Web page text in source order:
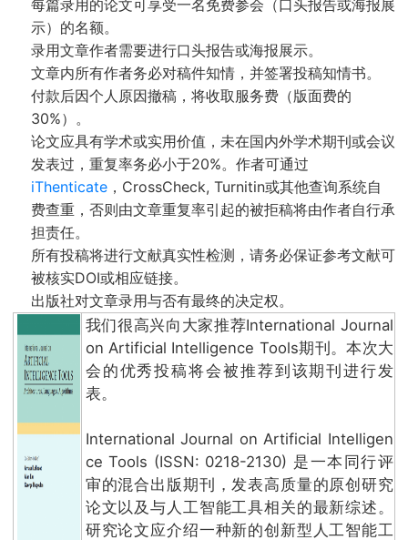
每篇录用的论文可享受一名免费参会（口头报告或海报展
示）的名额。
录用文章作者需要进行口头报告或海报展示。
文章内所有作者务必对稿件知情，并签署投稿知情书。
付款后因个人原因撤稿，将收取服务费（版面费的
30%）。
论文应具有学术或实用价值，未在国内外学术期刊或会议
发表过，重复率务必小于20%。作者可通过
iThenticate ，CrossCheck, Turnitin或其他查询系统自
费查重，否则由文章重复率引起的被拒稿将由作者自行承
担责任。
所有投稿将进行文献真实性检测，请务必保证参考文献可
被核实DOI或相应链接。
出版社对文章录用与否有最终的决定权。
我们很高兴向大家推荐International Journal
on Artificial Intelligence Tools期刊。本次大
会的优秀投稿将会被推荐到该期刊进行发
表。
International Journal on Artificial Intelligen
ce Tools (ISSN: 0218-2130) 是一本同行评
审的混合出版期刊，发表高质量的原创研究
论文以及与人工智能工具相关的最新综述。
研究论文应介绍一种新的创新型人工智能工